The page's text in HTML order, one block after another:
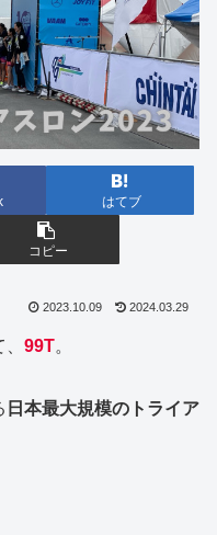
はてブ
コピー
2023.10.09 2024.03.29
99T。
日本最大規模のトライア